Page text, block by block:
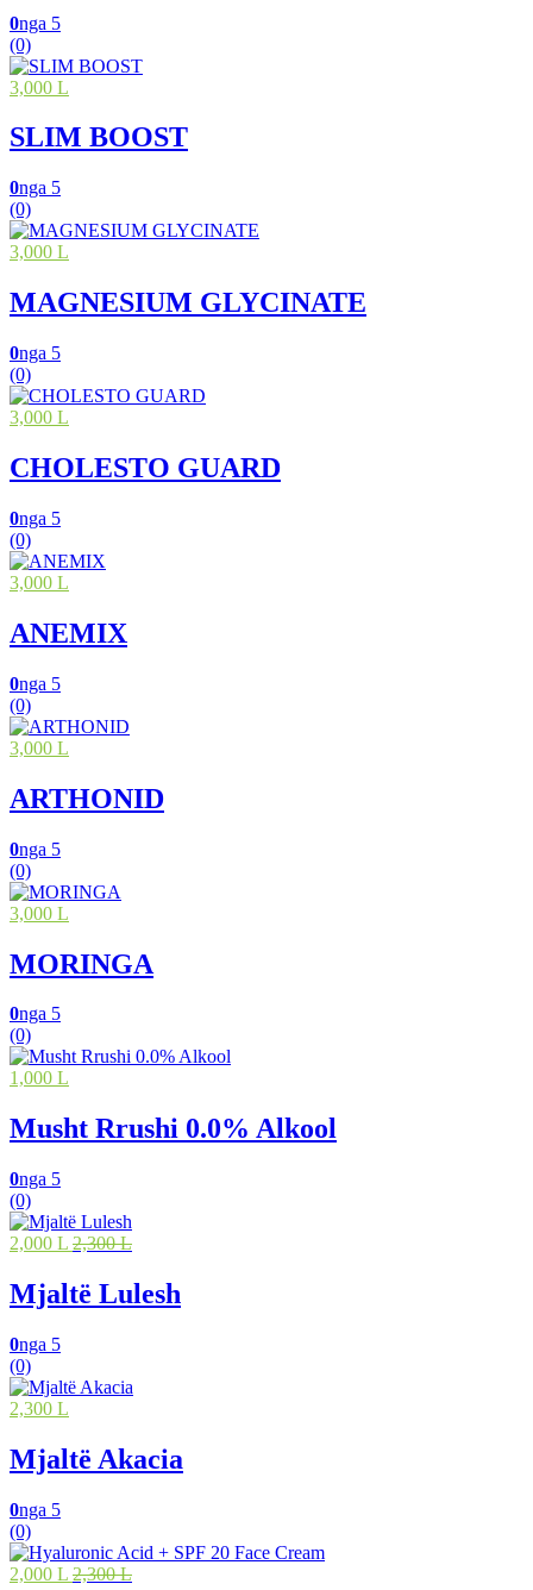
0nga 5
(0)
3,000 L
SLIM BOOST
0nga 5
(0)
3,000 L
MAGNESIUM GLYCINATE
0nga 5
(0)
3,000 L
CHOLESTO GUARD
0nga 5
(0)
3,000 L
ANEMIX
0nga 5
(0)
3,000 L
ARTHONID
0nga 5
(0)
3,000 L
MORINGA
0nga 5
(0)
1,000 L
Musht Rrushi 0.0% Alkool
0nga 5
(0)
2,000 L 2,300 L
Mjaltë Lulesh
0nga 5
(0)
2,300 L
Mjaltë Akacia
0nga 5
(0)
2,000 L 2,300 L